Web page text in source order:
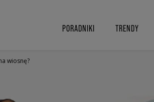
PORADNIKI TRENDY
wiosnę?